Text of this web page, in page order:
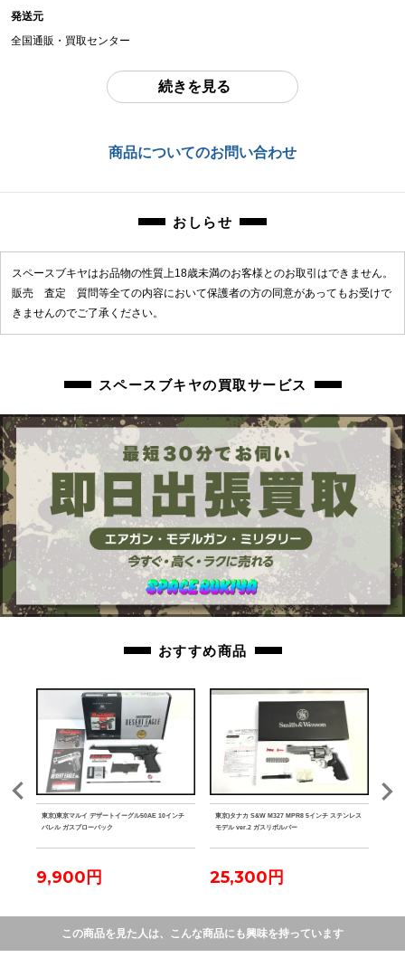
品で現状品となりますので内容や状態をよくご確認の上ご検討ください。
発送元
全国通販・買取センター
東京都江戸川区中葛西6-10-14 2F
続きを見る
商品についてのお問い合わせ
おしらせ
スペースブキヤはお品物の性質上18歳未満のお客様とのお取引はできません。
販売 査定 質問等全ての内容において保護者の方の同意があってもお受けで
きませんのでご了承ください。
スペースブキヤの買取サービス
おすすめ商品
東京)東京マルイ デザートイーグル50AE 10インチ
バレル ガスブローバック
9,900円
東京)タナカ S&W M327 MPR8 5インチ ステンレス
モデル ver.2 ガスリボルバー
25,300円
この商品を見た人は、こんな商品にも興味を持っています